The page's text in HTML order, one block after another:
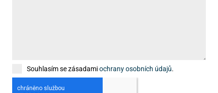
Souhlasím se zásadamiochrany osobních údajů.